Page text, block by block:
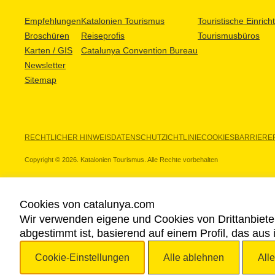
Empfehlungen
Broschüren
Karten / GIS
Newsletter
Sitemap
Katalonien Tourismus
Reiseprofis
Catalunya Convention Bureau
Touristische
Tourismusbüros
RECHTLICHER HINWEISDATENSCHUTZICHTLINIECOOKIES
Copyright © 2026. Katalonien Tourismus. Alle Rechte vorbehalten
UNSERE PARTNER
Cookies von catalunya.com
Wir verwenden eigene und Cookies von
abgestimmt ist, basierend auf einem Profil, das
Cookie-Einstellungen Alle ablehnen